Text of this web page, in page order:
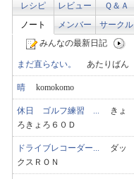
レシピ レビュー
Ｑ＆Ａ
ノート
メンバー
サークル
みんなの最新日記
まだ直らない。 あたりばん
晴 komokomo
休日 ゴルフ練習 ... きょ
ろきょろ６０Ｄ
ドライブレコーダー... ダッ
クスＲＯＮ